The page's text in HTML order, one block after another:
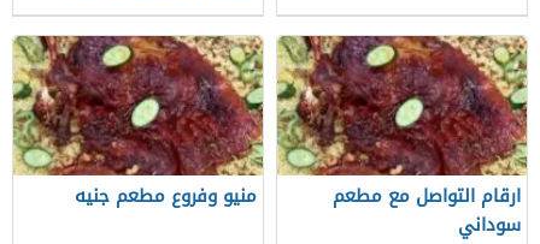
ارقام التواصل مع مطعم
سوداني
منيو وفروع مطعم جنيه